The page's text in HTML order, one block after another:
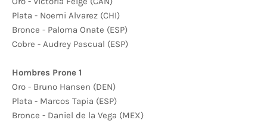
Plata - Noemi Alvarez (CHI)
Bronce - Paloma Onate (ESP)
Cobre - Audrey Pascual (ESP)
Hombres Prone 1
Oro - Bruno Hansen (DEN)
Plata - Marcos Tapia (ESP)
Bronce - Daniel de la Vega (MEX)